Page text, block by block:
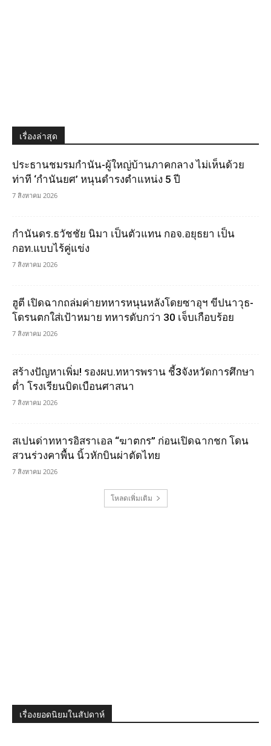
เรื่องล่าสุด
ประธานชมรมกำนัน-ผู้ใหญ่บ้านภาคกลาง ไม่เห็นด้วย
ท่าที ‘กำนันยศ’ หนุนดำรงตำแหน่ง 5 ปี
7 สิงหาคม 2026
กำนันดร.ธวัชชัย นิมา เป็นตัวแทน กอจ.อยุธยา เป็น
กอท.แบบไร้คู่แข่ง
7 สิงหาคม 2026
ฮูตี เปิดฉากถล่มค่ายทหารหนุนหลังโดยซาอุฯ ขีปนาวุธ-
โดรนตกใส่เป้าหมาย ทหารดับกว่า 30 เจ็บเกือบร้อย
7 สิงหาคม 2026
สร้างปัญหาเพิ่ม! รองผบ.ทหารพราน ชี้3จังหวัดการศึกษา
ต่ำ โรงเรียนบิดเบือนศาสนา
7 สิงหาคม 2026
สเปนด่าทหารอิสราเอล “ฆาตกร” ก่อนเปิดฉากชก โดน
สวนร่วงคาพื้น นิ้วหักบินผ่าตัดไทย
7 สิงหาคม 2026
โหลดเพิ่มเติม
เรื่องยอดนิยมในสัปดาห์